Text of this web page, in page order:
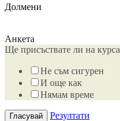
Долмени
Анкета
Ще присъствате ли на курса
Не съм сигурен
И още как
Нямам време
Резултати